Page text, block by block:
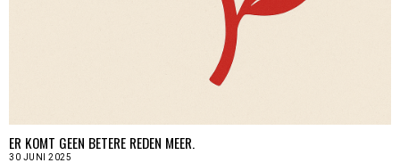
ER KOMT GEEN BETERE REDEN MEER.
30 JUNI 2025